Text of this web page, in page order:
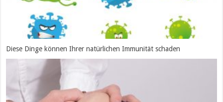
Diese Dinge können Ihrer natürlichen Immunität schaden